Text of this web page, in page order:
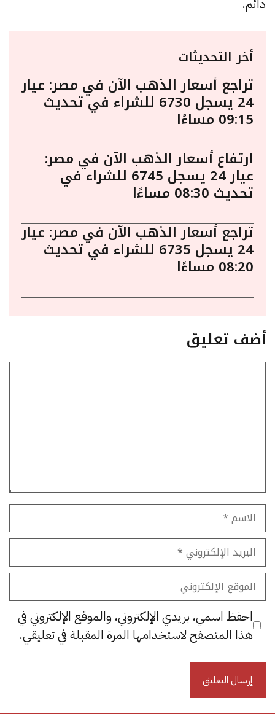
أخر التحديثات
تراجع أسعار الذهب الآن في مصر: عيار
24 يسجل 6730 للشراء في تحديث
09:15 مساءًا
ارتفاع أسعار الذهب الآن في مصر:
عيار 24 يسجل 6745 للشراء في
تحديث 08:30 مساءًا
تراجع أسعار الذهب الآن في مصر: عيار
24 يسجل 6735 للشراء في تحديث
08:20 مساءًا
أضف تعليق
الاسم
البريد
الإلكتروني
الموقع
الإلكتروني
احفظ اسمي، بريدي الإلكتروني، والموقع الإلكتروني في
هذا المتصفح لاستخدامها المرة المقبلة في تعليقي.